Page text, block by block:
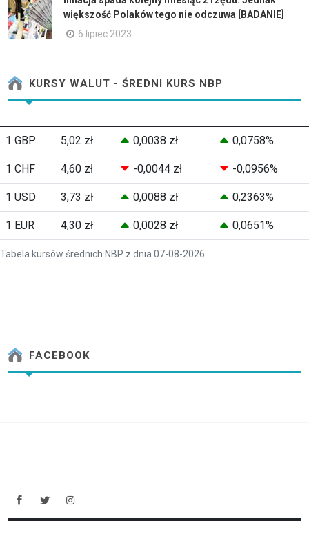
większość Polaków tego nie odczuwa [BADANIE]
6 lipiec 2023
KURSY WALUT - ŚREDNI KURS NBP
Tabela kursów średnich NBP z dnia 07-08-2026
1 GBP 5,02 zł 0,0038 zł 0,0758%
1 CHF 4,60 zł -0,0044 zł -0,0956%
1 USD 3,73 zł 0,0088 zł 0,2363%
1 EUR 4,30 zł 0,0028 zł 0,0651%
FACEBOOK